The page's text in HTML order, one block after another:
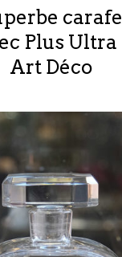
Plus
Art Déco